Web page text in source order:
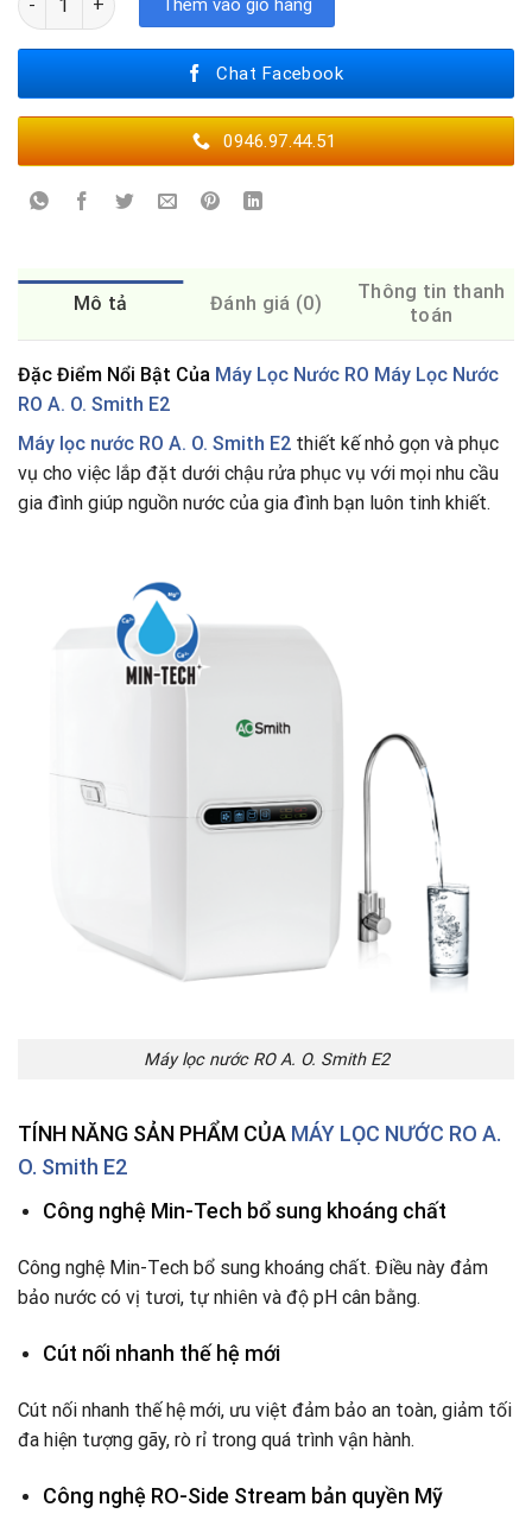
Thêm vào giỏ hàng
Chat Facebook
0946.97.44.51
Mô tả Đánh giá (0)
Thông tin thanh
toán
Đặc Điểm Nổi Bật Của Máy Lọc Nước RO Máy Lọc Nước
RO A. O. Smith E2
Máy lọc nước RO A. O. Smith E2 thiết kế nhỏ gọn và phục
vụ cho việc lắp đặt dưới chậu rửa phục vụ với mọi nhu cầu
gia đình giúp nguồn nước của gia đình bạn luôn tinh khiết.
Máy lọc nước RO A. O. Smith E2
TÍNH NĂNG SẢN PHẨM CỦA MÁY LỌC NƯỚC RO A.
O. Smith E2
Công nghệ Min-Tech bổ sung khoáng chất
Công nghệ Min-Tech bổ sung khoáng chất. Điều này đảm
bảo nước có vị tươi, tự nhiên và độ pH cân bằng.
Cút nối nhanh thế hệ mới
Cút nối nhanh thế hệ mới, ưu việt đảm bảo an toàn, giảm tối
đa hiện tượng gãy, rò rỉ trong quá trình vận hành.
Công nghệ RO-Side Stream bản quyền Mỹ